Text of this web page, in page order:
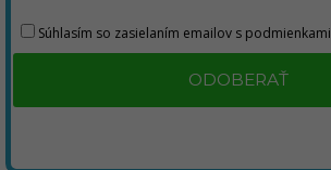
Súhlasím so zasielaním emailov s podmienkami
ODOBERAŤ